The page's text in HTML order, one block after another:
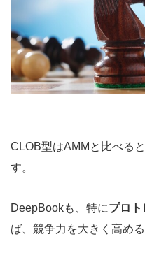
CLOB型はAMMと比べると
す。
DeepBookも、特にプロ
ば、競争力を大きく高め